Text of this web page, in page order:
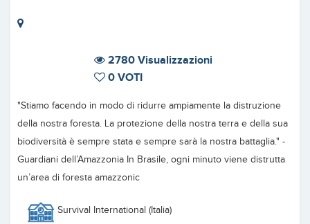
2780 Visualizzazioni
0 VOTI
"Stiamo facendo in modo di ridurre ampiamente la distruzione
della nostra foresta. La protezione della nostra terra e della sua
biodiversità è sempre stata e sempre sarà la nostra battaglia." -
Guardiani dell’Amazzonia In Brasile, ogni minuto viene distrutta
un’area di foresta amazzonic
Survival International (Italia)